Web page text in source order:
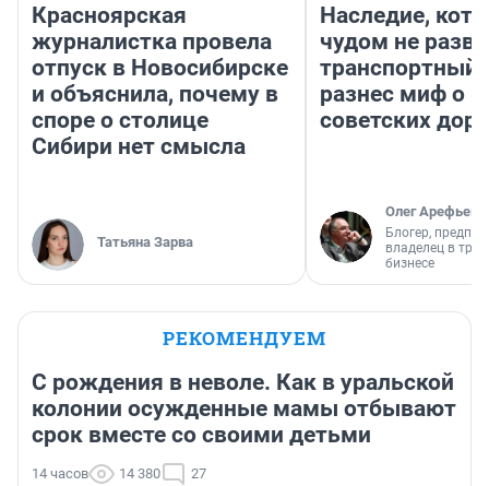
Красноярская
журналистка провела
отпуск в Новосибирске
и объяснила, почему в
споре о столице
Сибири нет смысла
Татьяна Зарва
Наследие,
чудом не
транспортный
разнес миф о
советских
Олег Арефьев
Блогер,
владелец в
бизнесе
РЕКОМЕНДУЕМ
С рождения в неволе. Как в уральской
колонии осужденные мамы отбывают
срок вместе со своими детьми
14 часов 14 380 27